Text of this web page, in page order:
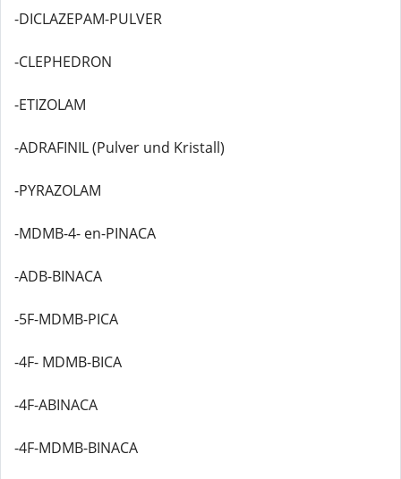
-DICLAZEPAM-PULVER
-CLEPHEDRON
-ETIZOLAM
-ADRAFINIL (Pulver und Kristall)
-PYRAZOLAM
-MDMB-4- en-PINACA
-ADB-BINACA
-5F-MDMB-PICA
-4F- MDMB-BICA
-4F-ABINACA
-4F-MDMB-BINACA